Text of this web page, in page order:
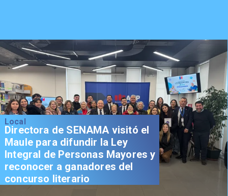
Local
Directora de SENAMA visitó el
Maule para difundir la Ley
Integral de Personas Mayores y
reconocer a ganadores del
concurso literario